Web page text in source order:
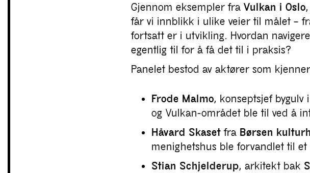
Gjennom eksempler fra Vulkan i Oslo,
får vi innblikk i ulike veier til målet –
fortsatt er i utvikling. Hvordan
egentlig til for å få det til i praksis?
Panelet bestod av aktører som
Frode Malmo, konseptsjef bygulv i
og Vulkan-området ble til ved å
Håvard Skaset fra Børsen
menighetshus ble forvandlet til
Stian Schjelderup, arkitekt bak